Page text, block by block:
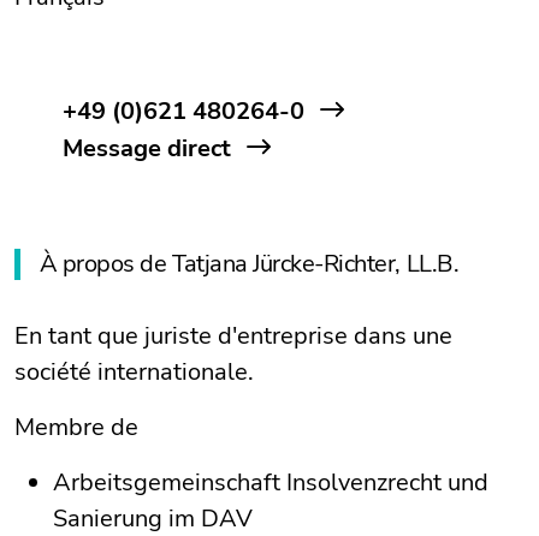
+49 (0)621 480264-0
Message direct
À propos de Tatjana Jürcke-Richter, LL.B.
En tant que juriste d'entreprise dans une
société internationale.
Membre de
Arbeitsgemeinschaft Insolvenzrecht und
Sanierung im DAV